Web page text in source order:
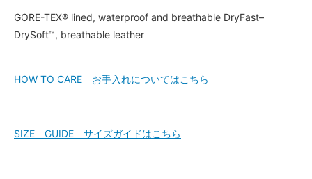
GORE-TEX® lined, waterproof and breathable DryFast–
DrySoft™, breathable leather
HOW TO CARE お手入れについてはこちら
SIZE GUIDE サイズガイドはこちら